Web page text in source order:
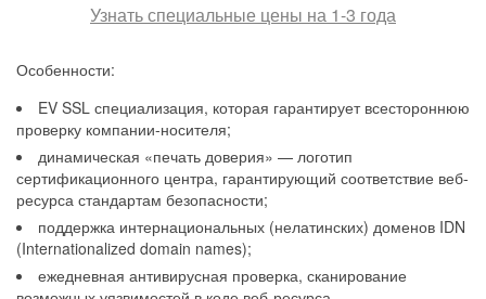
Узнать специальные цены на 1-3 года
Особенности:
EV SSL специализация, которая гарантирует всестороннюю
проверку компании-носителя;
динамическая «печать доверия» — логотип
сертификационного центра, гарантирующий соответствие веб-
ресурса стандартам безопасности;
поддержка интернациональных (нелатинских) доменов IDN
(Internationalized domain names);
ежедневная антивирусная проверка, сканирование